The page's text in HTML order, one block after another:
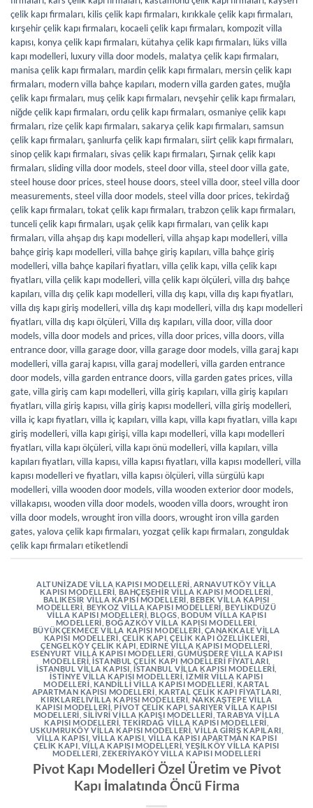
çelik kapı firmaları, kilis çelik kapı firmaları, kırıkkale çelik kapı firmaları,
kırşehir çelik kapı firmaları, kocaeli çelik kapı firmaları, kompozit villa
kapısı, konya çelik kapı firmaları, kütahya çelik kapı firmaları, lüks villa
kapı modelleri, luxury villa door models, malatya çelik kapı firmaları,
manisa çelik kapı firmaları, mardin çelik kapı firmaları, mersin çelik kapı
firmaları, modern villa bahçe kapıları, modern villa garden gates, muğla
çelik kapı firmaları, muş çelik kapı firmaları, nevşehir çelik kapı firmaları,
niğde çelik kapı firmaları, ordu çelik kapı firmaları, osmaniye çelik kapı
firmaları, rize çelik kapı firmaları, sakarya çelik kapı firmaları, samsun
çelik kapı firmaları, şanlıurfa çelik kapı firmaları, siirt çelik kapı firmaları,
sinop çelik kapı firmaları, sivas çelik kapı firmaları, Şırnak çelik kapı
firmaları, sliding villa door models, steel door villa, steel door villa gate,
steel house door prices, steel house doors, steel villa door, steel villa door
measurements, steel villa door models, steel villa door prices, tekirdağ
çelik kapı firmaları, tokat çelik kapı firmaları, trabzon çelik kapı firmaları,
tunceli çelik kapı firmaları, uşak çelik kapı firmaları, van çelik kapı
firmaları, villa ahşap dış kapı modelleri, villa ahşap kapı modelleri, villa
bahçe giriş kapı modelleri, villa bahçe giriş kapıları, villa bahçe giriş
modelleri, villa bahçe kapilari fiyatları, villa çelik kapı, villa çelik kapı
fiyatları, villa çelik kapı modelleri, villa çelik kapı ölçüleri, villa dış bahçe
kapıları, villa dış çelik kapı modelleri, villa dış kapı, villa dış kapı fiyatları,
villa dış kapı giriş modelleri, villa dış kapı modelleri, villa dış kapı modelleri
fiyatları, villa dış kapı ölçüleri, Villa dış kapıları, villa door, villa door
models, villa door models and prices, villa door prices, villa doors, villa
entrance door, villa garage door, villa garage door models, villa garaj kapı
modelleri, villa garaj kapısı, villa garaj modelleri, villa garden entrance
door models, villa garden entrance doors, villa garden gates prices, villa
gate, villa giriş cam kapı modelleri, villa giriş kapıları, villa giriş kapıları
fiyatları, villa giriş kapısı, villa giriş kapısı modelleri, villa giriş modelleri,
villa iç kapı fiyatları, villa iç kapıları, villa kapı, villa kapı fiyatları, villa kapı
giriş modelleri, villa kapı girişi, villa kapı modelleri, villa kapı modelleri
fiyatları, villa kapı ölçüleri, villa kapı önü modelleri, villa kapıları, villa
kapıları fiyatları, villa kapısı, villa kapısı fiyatları, villa kapısı modelleri, villa
kapısı modelleri ve fiyatları, villa kapısı ölçüleri, villa sürgülü kapı
modelleri, villa wooden door models, villa wooden exterior door models,
villakapısı, wooden villa door models, wooden villa doors, wrought iron
villa door models, wrought iron villa doors, wrought iron villa garden
gates, yalova çelik kapı firmaları, yozgat çelik kapı firmaları, zonguldak
çelik kapı firmalarıetiketlendi
ALTUNIZADE VILLA KAPISI MODELLERI ARNAVUTKÖY VILLA
KAPISI MODELLERI BAHÇEŞEHIR VILLA KAPISI MODELLERI
BALIKESIR VILLA KAPISI MODELLERI BEBEK VILLA KAPISI
MODELLERI BEYKOZ VILLA KAPISI MODELLERI BEYLIKDÜZÜ
VILLA KAPISI MODELLERI ,BLOGS ,BODUM VILLA KAPISI
MODELLERI ,BOĞAZKÖY VILLA KAPISI MODELLERI
BÜYÜKÇEKMECE VILLA KAPISI MODELLERI ÇANAKKALE VILLA
KAPISI MODELLERI ÇELIK KAPI ,ÇELIK KAPI ÖZELLIKLERI
ÇENGELKÖY ÇELIK KAPI EDIRNE VILLA KAPISI MODELLERI
ESENYURT VILLA KAPISI MODELLERI ,GÜMÜŞDERE VILLA KAPISI
MODELLERI ,İSTANBUL ÇELIK KAPI MODELLERI FIYATLARI
İSTANBUL VILLA KAPISI İSTANBUL VILLA KAPISI MODELLERI
İSTINYE VILLA KAPISI MODELLERI ,İZMIR VILLA KAPISI
MODELLERI KANDILLI VILLA KAPISI MODELLERI KARTAL
APARTMAN KAPISI MODELLERI KARTAL ÇELIK KAPI FIYATLARI
KIRKLARELIVILLA KAPISI MODELLERI NAKKAŞTEPE VILLA
KAPISI MODELLERI PIVOT ÇELIK KAPI ,SARIYER VILLA KAPISI
MODELLERI SILIVRI VILLA KAPISI MODELLERI TARABYA VILLA
KAPISI MODELLERI TEKIRDAĞ VILLA KAPISI MODELLERI
USKUMRUKÖY VILLA KAPISI MODELLERI ,VILLA GIRIŞ KAPILARI
VILLA KAPISI VILLA KAPISI VILLA KAPISI APARTMAN KAPISI
ÇELIK KAPI VILLA KAPISI MODELLERI ,YEŞILKÖY VILLA KAPISI
MODELLERI ,ZEKERIYAKÖY VILLA KAPISI MODELLERI
Pivot Kapı Modelleri Özel Üretim ve Pivot
Kapı İmalatında Öncü Firma